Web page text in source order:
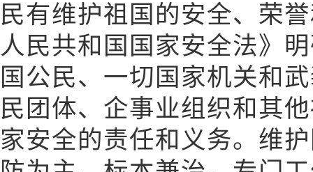
民有维护祖国的安全、荣
人民共和国国家安全法》
国公民、一切国家机关和
民团体、企事业组织和其
家安全的责任和义务。维